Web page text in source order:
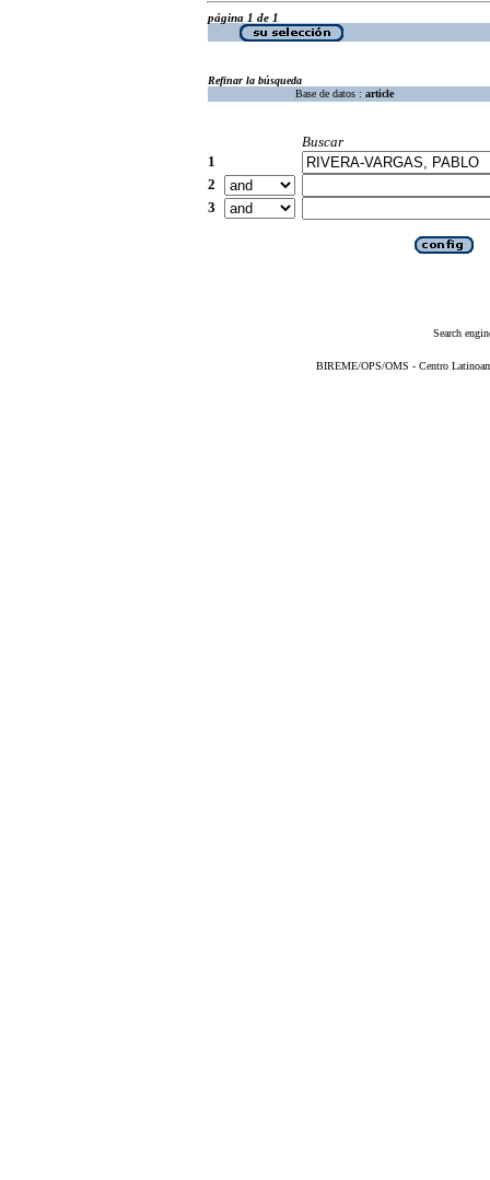
página 1 de 1
Refinar la búsqueda
Base de datos : article
Buscar
1
2
3
Search
BIREME/OPS/OMS - Centro